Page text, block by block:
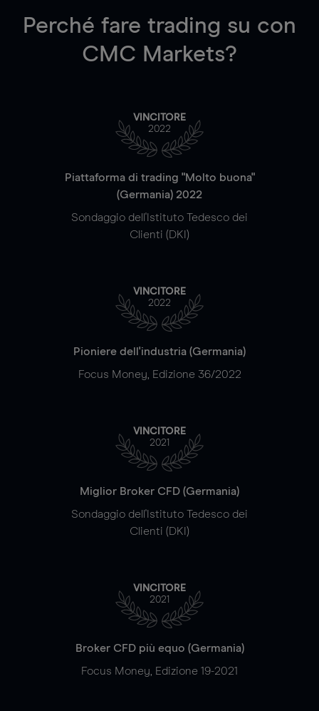
Perché fare trading su con
CMC Markets?
VINCITORE
2022
Piattaforma di trading "Molto buona"
(Germania) 2022
Sondaggio dell'Istituto Tedesco dei
Clienti (DKI)
VINCITORE
2022
Pioniere dell'industria (Germania)
Focus Money, Edizione 36/2022
VINCITORE
2021
Miglior Broker CFD (Germania)
Sondaggio dell'Istituto Tedesco dei
Clienti (DKI)
VINCITORE
2021
Broker CFD più equo (Germania)
Focus Money, Edizione 19-2021